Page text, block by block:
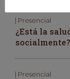
| Presencial
¿Está la
socialmente?
| Presencial